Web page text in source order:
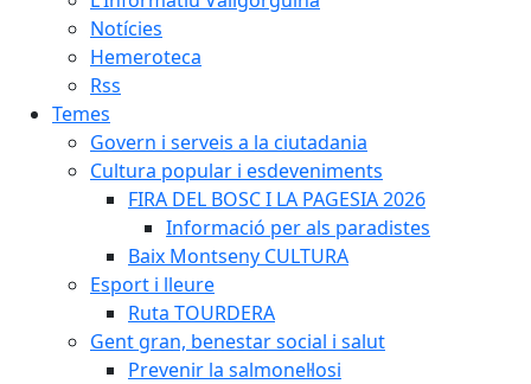
Notícies
Hemeroteca
Rss
Temes
Govern i serveis a la ciutadania
Cultura popular i esdeveniments
FIRA DEL BOSC I LA PAGESIA 2026
Informació per als paradistes
Baix Montseny CULTURA
Esport i lleure
Ruta TOURDERA
Gent gran, benestar social i salut
Prevenir la salmonel·losi